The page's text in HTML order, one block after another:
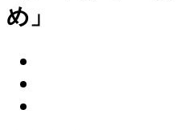
め」